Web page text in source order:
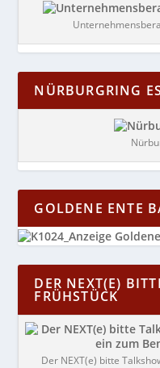
NÜRBURGRING
GOLDENE ENTE
DER NEXT(E)
FRÜHSTÜCK
Der NEXT(e) bitte